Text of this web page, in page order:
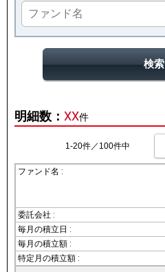
検索
明細数： XX件
1-20件／100件中